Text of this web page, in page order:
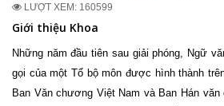
LƯỢT XEM: 160599
Giới thiệu Khoa
Những năm đầu tiên sau giải phóng, Ngữ
gọi của một Tổ bộ môn được hình thành
Ban Văn chương Việt Nam và Ban Hán